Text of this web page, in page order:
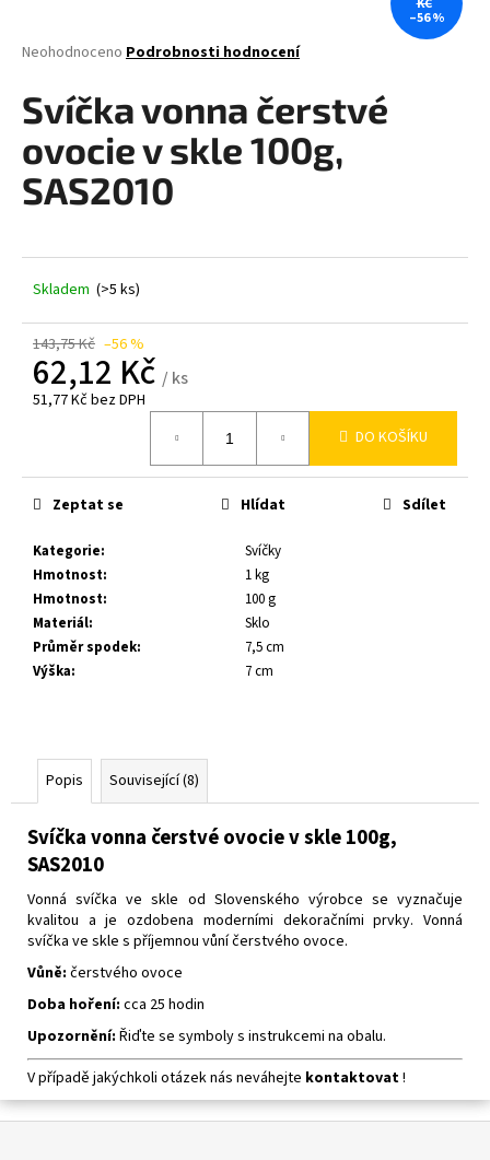
Průměrné
produktu
je
z
5
hvězdiček.
Neohodnoceno Podrobnosti hodnocení
Svíčka vonna čerstvé
ovocie v skle 100g,
SAS2010
Skladem (>5 ks)
143,75 Kč –56 %
62,12 Kč / ks
51,77 Kč bez DPH
DO KOŠÍKU
Kategorie:
Svíčky
Hmotnost:
1 kg
Hmotnost:
100 g
Materiál:
Sklo
Průměr spodek:
7,5 cm
Výška: 7 cm
Zeptat se Hlídat Sdílet
–56 %
Popis Související (8)
Svíčka vonna čerstvé ovocie v skle 100g,
SAS2010
Vonná svíčka ve skle od Slovenského výrobce se vyznačuje
kvalitou a je ozdobena moderními dekoračními prvky. Vonná
svíčka ve skle s příjemnou vůní čerstvého ovoce.
Vůně: čerstvého ovoce
Doba hoření: cca 25 hodin
Upozornění: Řiďte se symboly s instrukcemi na obalu.
V případě jakýchkoli otázek nás neváhejte kontaktovat!
j
t
?
HLEDAT
D
o
p
u
m